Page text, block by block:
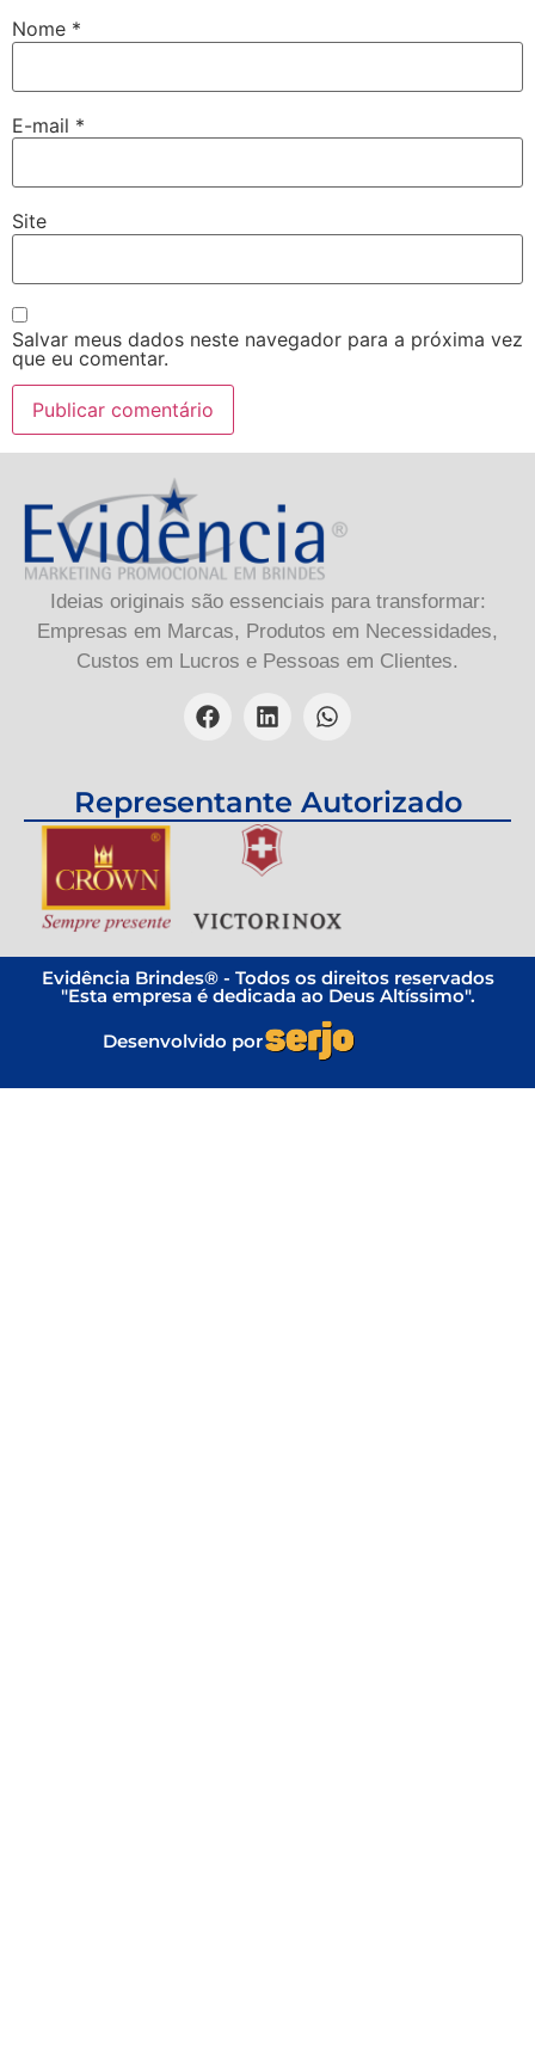
Nome *
E-mail *
Site
Salvar meus dados neste navegador para a próxima vez
que eu comentar.
Ideias originais são essenciais para transformar:
Empresas em Marcas, Produtos em Necessidades,
Custos em Lucros e Pessoas em Clientes.
Representante Autorizado
Evidência Brindes® - Todos os direitos reservados
"Esta empresa é dedicada ao Deus Altíssimo".
Desenvolvido por